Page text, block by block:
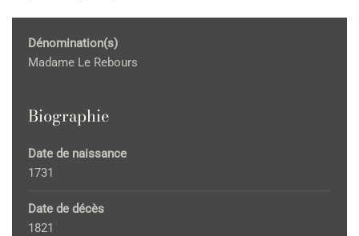
Dénomination(s)
Madame Le Rebours
Biographie
Date de naissance
1731
Date de décès
1821